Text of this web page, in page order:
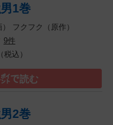
1巻
フクフク（原作）
9件
（税込）
で読む
2巻